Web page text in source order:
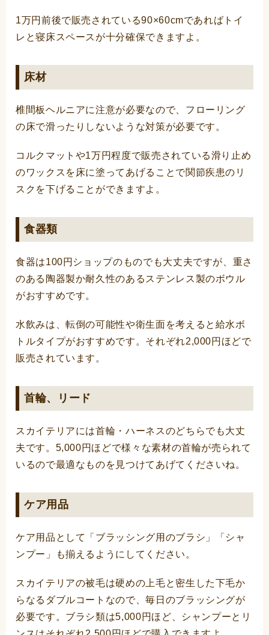
1万円前後で販売されている90×60cmであればトイ
レと寝床スペースが十分確保できますよ。
床材
椎間板ヘルニアに注意が必要なので、フローリング
の床で滑ったりしないような対策が必要です。
コルクマットや1万円程度で販売されている滑り止め
のワックスを床に塗ってあげることで関節疾患のリ
スクを下げることができますよ。
食器類
食器は100円ショップのものでも大丈夫ですが、重さ
のある陶器製か耐久性のあるステンレス製のボウル
がおすすめです。
水飲みは、転倒の可能性や衛生面を考えると給水ボ
トルタイプがおすすめです。それぞれ2,000円ほどで
販売されています。
首輪、リード
スカイテリアには首輪・ハーネスのどちらでも大丈
夫です。5,000円ほどで様々な素材の首輪が売られて
いるので最適なものを見つけてあげてくださいね。
ケア用品
ケア用品として「ブラッシング用のブラシ」「シャ
ンプー」も揃えるようにしてください。
スカイテリアの被毛は硬めの上毛と密生した下毛か
らなるダブルコートなので、毎日のブラッシングが
必要です。ブラシ類は5,000円ほど、シャンプーとリ